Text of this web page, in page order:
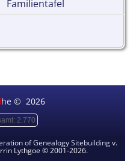
Familientafel
ihe © 2026
2.770
of Genealogy Sitebuildingv.
Lythgoe © 2001-2026.